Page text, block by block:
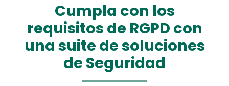
Cumpla con los
requisitos de RGPD con
una suite de soluciones
de Seguridad